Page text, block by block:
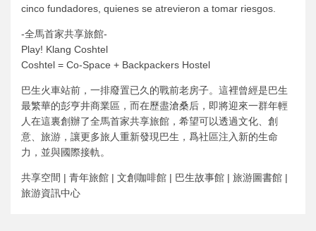
cinco fundadores, quienes se atrevieron a tomar riesgos.
-全馬首家共享旅館-
Play! Klang Coshtel
Coshtel = Co-Space + Backpackers Hostel
巴生火車站前，一排廢置已久的戰前老房子。這裡曾經是巴生
最繁華的彭亨井商業區，而在歷盡滄桑后，即將迎來一群年輕
人在這裏創辦了全馬首家共享旅館，希望可以透過文化、創
意、旅游，讓更多旅人重新發現巴生，爲社區注入新的生命
力，並與國際接軌。
共享空間 | 青年旅館 | 文創咖啡館 | 巴生故事館 | 旅游圖書館 |
旅游資訊中心